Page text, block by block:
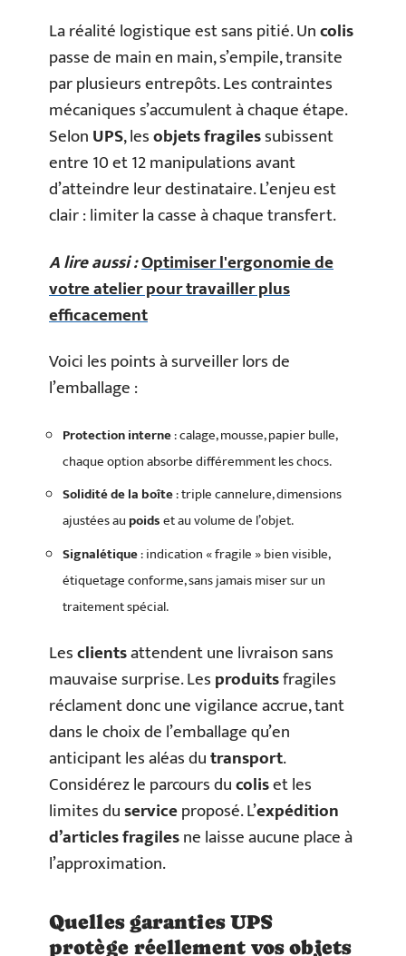
La réalité logistique est sans pitié. Uncolis
passe de main en main, s’empile, transite
par plusieurs entrepôts. Les contraintes
mécaniques s’accumulent à chaque étape.
SelonUPS, lesobjets fragilessubissent
entre 10 et 12 manipulations avant
d’atteindre leur destinataire. L’enjeu est
clair : limiter la casse à chaque transfert.
A lire aussi :Optimiser l'ergonomie de
votre atelier pour travailler plus
efficacement
Voici les points à surveiller lors de
l’emballage :
Protection interne: calage, mousse, papier bulle,
chaque option absorbe différemment les chocs.
Solidité de la boîte: triple cannelure, dimensions
ajustées aupoidset au volume de l’objet.
Signalétique: indication « fragile » bien visible,
étiquetage conforme, sans jamais miser sur un
traitement spécial.
Lesclientsattendent une livraison sans
mauvaise surprise. Lesproduitsfragiles
réclament donc une vigilance accrue, tant
dans le choix de l’emballage qu’en
anticipant les aléas dutransport.
Considérez le parcours ducoliset les
limites duserviceproposé. L’expédition
d’articles fragilesne laisse aucune place à
l’approximation.
Quelles garanties UPS
protège réellement vos objets